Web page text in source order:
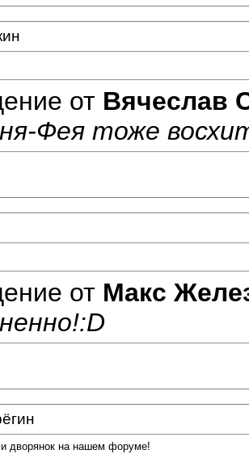
от Вячеслав
Фея тоже
от Макс
и дворянок на нашем форуме!